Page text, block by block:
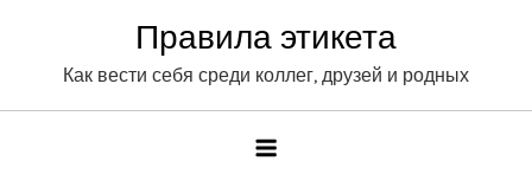
content
Правила этикета
Как вести себя среди коллег, друзей и родных